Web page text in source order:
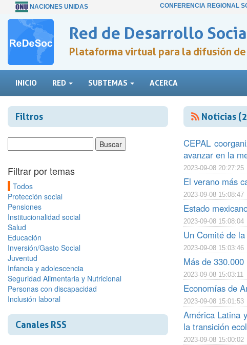
NACIONES UNIDAS CONFERENCIA REGIONAL
Red de Desarrollo
Plataforma virtual para la difusión
INICIO RED SUBTEMAS ACERCA
Filtros
Filtrar por temas
Todos
Protección social
Pensiones
Institucionalidad social
Salud
Educación
Inversión/Gasto Social
Juventud
Infancia y adolescencia
Seguridad Alimentaria y Nutricional
Personas con discapacidad
Inclusión laboral
Canales RSS
Noticias
CEPAL
avanzar en la
2023-09-08 20:27:25
El verano más
2023-09-08 15:08:47
Estado
2023-09-08 15:08:04
Un Comité de
2023-09-08 15:03:46
Más de
2023-09-08 15:03:11
Economías de
2023-09-08 15:01:53
América Latina
la transición
2023-09-08 15:00:02